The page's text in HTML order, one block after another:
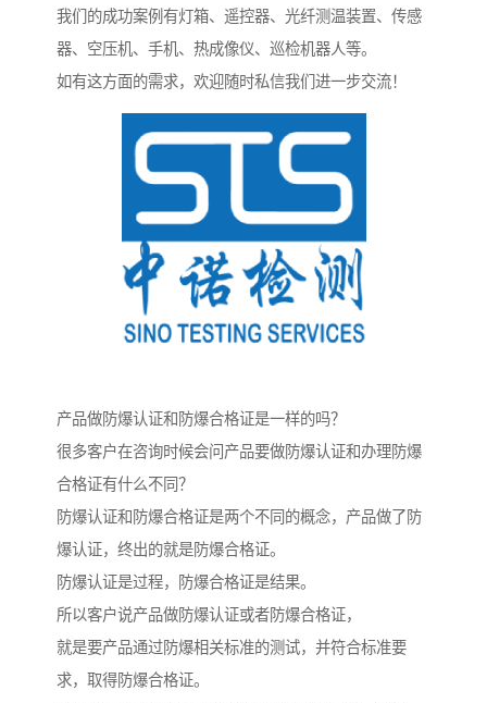
我们的成功案例有灯箱、遥控器、光纤测温装置、传感
器、空压机、手机、热成像仪、巡检机器人等。
如有这方面的需求，欢迎随时私信我们进一步交流！
产品做防爆认证和防爆合格证是一样的吗？
很多客户在咨询时候会问产品要做防爆认证和办理防爆
合格证有什么不同？
防爆认证和防爆合格证是两个不同的概念，产品做了防
爆认证，终出的就是防爆合格证。
防爆认证是过程，防爆合格证是结果。
所以客户说产品做防爆认证或者防爆合格证，
就是要产品通过防爆相关标准的测试，并符合标准要
求，取得防爆合格证。